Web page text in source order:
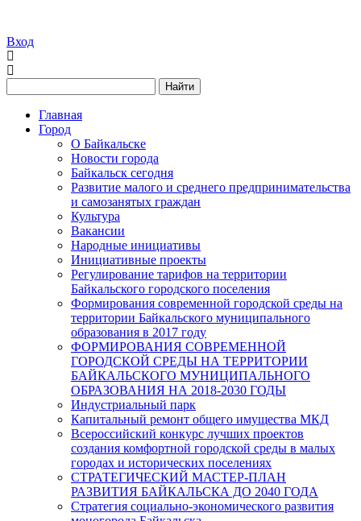
Вход
Найти
Главная
Город
О Байкальске
Новости города
Байкальск сегодня
Развитие малого и среднего предпринимательства
и самозанятых граждан
Культура
Вакансии
Народные инициативы
Инициативные проекты
Регулирование тарифов на территории
Байкальского городского поселения
Формирования современной городской среды на
территории Байкальского муниципального
образования в 2017 году
ФОРМИРОВАНИЯ СОВРЕМЕННОЙ
ГОРОДСКОЙ СРЕДЫ НА ТЕРРИТОРИИ
БАЙКАЛЬСКОГО МУНИЦИПАЛЬНОГО
ОБРАЗОВАНИЯ НА 2018-2030 ГОДЫ
Индустриальный парк
Капитальный ремонт общего имущества МКД
Всероссийский конкурс лучших проектов
создания комфортной городской среды в малых
городах и исторических поселениях
СТРАТЕГИЧЕСКИЙ МАСТЕР-ПЛАН
РАЗВИТИЯ БАЙКАЛЬСКА ДО 2040 ГОДА
Стратегия социально-экономического развития